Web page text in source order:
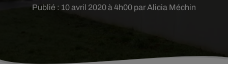
Publié : 10 avril 2020 à 4h00 par Alicia Méchin